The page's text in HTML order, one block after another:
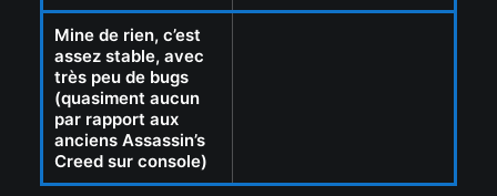
Mine de rien, c’est
assez stable, avec
très peu de bugs
(quasiment aucun
par rapport aux
anciens Assassin’s
Creed sur console)